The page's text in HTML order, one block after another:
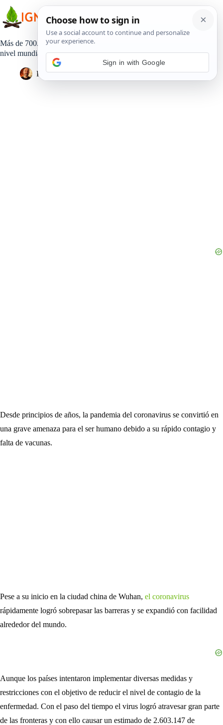
contenido
Más de 700.000 personas se han recuperado del coronavirus a
nivel mundial
Pedro Lisperguer 22 abril, 2020 Estilo de Vida
Desde principios de años, la pandemia del coronavirus se convirtió en
una grave amenaza para el ser humano debido a su rápido contagio y
falta de vacunas.
Pese a su inicio en la ciudad china de Wuhan, el coronavirus
rápidamente logró sobrepasar las barreras y se expandió con facilidad
alrededor del mundo.
Aunque los países intentaron implementar diversas medidas y
restricciones con el objetivo de reducir el nivel de contagio de la
enfermedad. Con el paso del tiempo el virus logró atravesar gran parte
de las fronteras y con ello causar un estimado de 2.603.147 de
Sign in with Google